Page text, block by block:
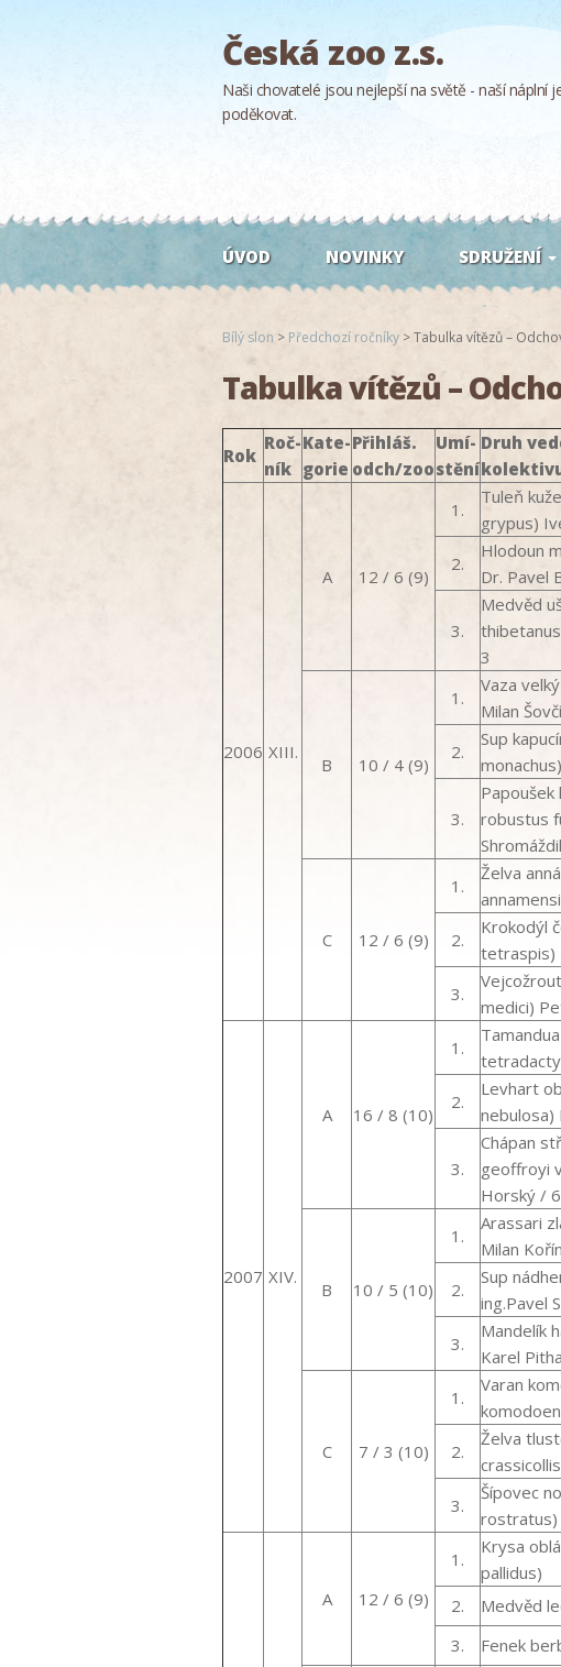
Česká zoo z.s.
Naši chovatelé jsou nejlepší na světě - naší náplní
poděkovat.
ÚVOD NOVINKY SDRUŽENÍ
Bílý slon > Předchozí ročníky >Tabulka vítězů –
Tabulka vítězů –
Rok
Roč-
ník
Kate-
gorie
Přihláš.
odch/zoo
Umí-
stění
Druh
2006 XIII.
A 12 / 6 (9)
1.
Tuleň
grypus)
2.
Hlodoun
Dr. Pavel
3.
Medvěd
thibetanus
3
B 10 / 4 (9)
1.
Vaza
Milan
2.
Sup
3.
Papoušek
robustus
C 12 / 6 (9)
1.
Želva
2.
Krokodýl
tetraspis)
3.
medici)
2007 XIV.
A 16 / 8 (10)
1.
2.
Levhart
nebulosa)
3.
Chápan
geoffroyi
Horský / 6
B 10 / 5 (10)
1.
Arassari
Milan
2.
Sup
ing.Pavel
3.
Mandelík
Karel
C 7 / 3 (10)
1.
Varan
2.
Želva
crassicollis
3.
Šípovec
rostratus
A 12 / 6 (9)
1.
Krysa
pallidus)
2. Medvěd
3.
Fenek